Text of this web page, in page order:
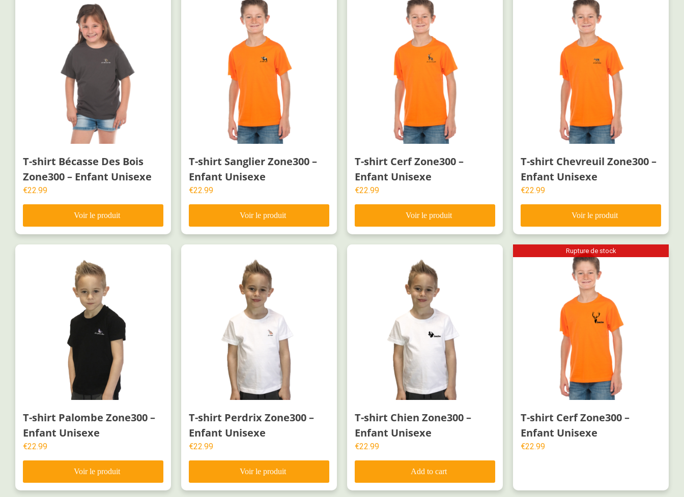
T-shirt Bécasse Des Bois
Zone300 – Enfant Unisexe
€22.99
T-shirt Sanglier Zone300 –
Enfant Unisexe
€22.99
T-shirt Cerf Zone300 –
Enfant Unisexe
€22.99
T-shirt Chevreuil Zone300 –
Enfant Unisexe
€22.99
T-shirt Palombe Zone300 –
Enfant Unisexe
€22.99
T-shirt Perdrix Zone300 –
Enfant Unisexe
€22.99
T-shirt Chien Zone300 –
Enfant Unisexe
€22.99
Add to cart
Rupture de stock
T-shirt Cerf Zone300 –
Enfant Unisexe
€22.99